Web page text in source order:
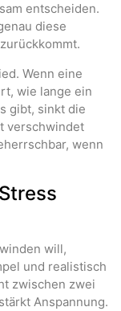
entscheiden.
diese
Wenn eine
wie lange ein
gibt, sinkt die
verschwindet
wenn
will,
und realistisch
zwischen zwei
Anspannung.